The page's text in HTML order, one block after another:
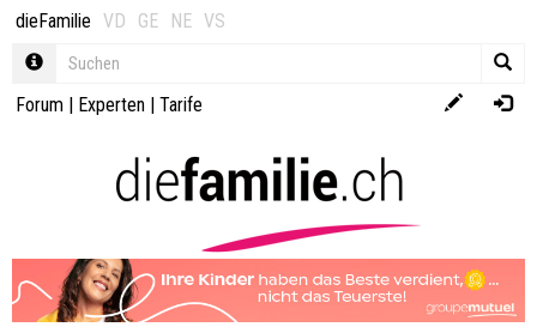
dieFamilie VD GE NE VS
Forum | Experten | Tarife